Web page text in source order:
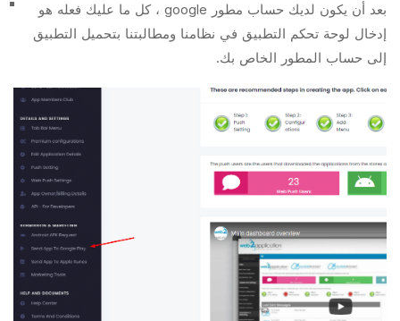
بعد أن يكون لديك حساب مطور google ، كل ما عليك فعله هو
إدخال لوحة تحكم التطبيق في نظامنا ومطالبتنا بتحميل التطبيق
إلى حساب المطور الخاص بك.